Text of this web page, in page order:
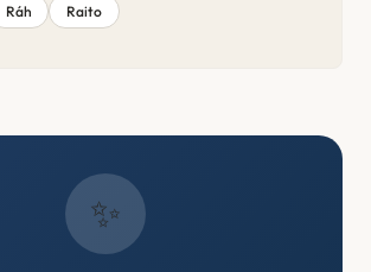
Ráh Raito
✨